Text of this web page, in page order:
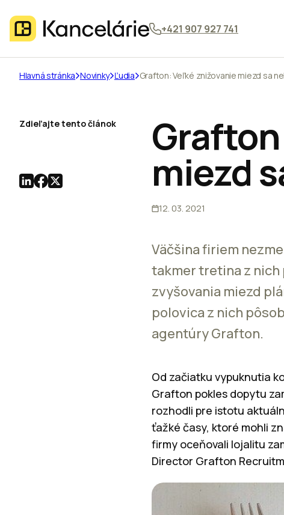
+421 907 927 741
Hlavná stránka Novinky Ľudia Grafton: Veľké znižovanie miezd sa
miezd
12. 03. 2021
Väčšina firiem
takmer tretina z nich
zvyšovania miezd
polovica z nich
agentúry Grafton.
Od začiatku vypuknutia
Grafton pokles dopytu
rozhodli pre istotu
ťažké časy, ktoré mohli
firmy oceňovali lojalitu
Director Grafton
Zdieľajte tento článok